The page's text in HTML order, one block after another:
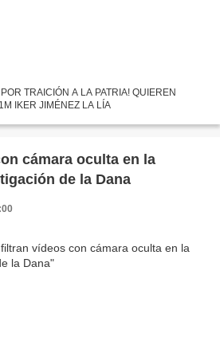
TRAICIÓN A LA PATRIA! QUIEREN
IKER JIMÉNEZ LA LÍA
cámara oculta en la
de la Dana